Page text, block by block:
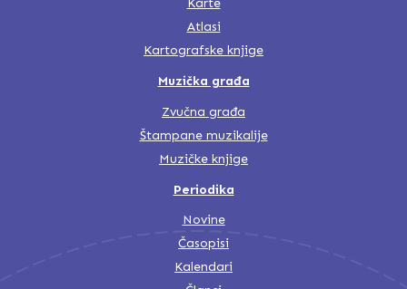
Atlasi
Kartografske knjige
Muzička građa
Zvučna građa
Štampane muzikalije
Muzičke knjige
Periodika
Novine
Časopisi
Kalendari